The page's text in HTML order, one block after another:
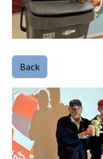
Back